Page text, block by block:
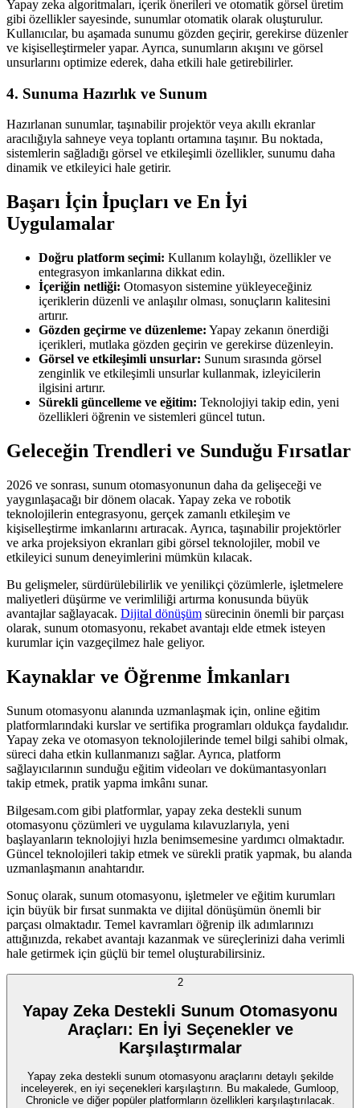
Yapay zeka algoritmaları, içerik önerileri ve otomatik görsel üretim
gibi özellikler sayesinde, sunumlar otomatik olarak oluşturulur.
Kullanıcılar, bu aşamada sunumu gözden geçirir, gerekirse düzenler
ve kişiselleştirmeler yapar. Ayrıca, sunumların akışını ve görsel
unsurlarını optimize ederek, daha etkili hale getirebilirler.
4. Sunuma Hazırlık ve Sunum
Hazırlanan sunumlar, taşınabilir projektör veya akıllı ekranlar
aracılığıyla sahneye veya toplantı ortamına taşınır. Bu noktada,
sistemlerin sağladığı görsel ve etkileşimli özellikler, sunumu daha
dinamik ve etkileyici hale getirir.
Başarı İçin İpuçları ve En İyi
Uygulamalar
Doğru platform seçimi: Kullanım kolaylığı, özellikler ve
entegrasyon imkanlarına dikkat edin.
İçeriğin netliği: Otomasyon sistemine yükleyeceğiniz
içeriklerin düzenli ve anlaşılır olması, sonuçların kalitesini
artırır.
Gözden geçirme ve düzenleme: Yapay zekanın önerdiği
içerikleri, mutlaka gözden geçirin ve gerekirse düzenleyin.
Görsel ve etkileşimli unsurlar: Sunum sırasında görsel
zenginlik ve etkileşimli unsurlar kullanmak, izleyicilerin
ilgisini artırır.
Sürekli güncelleme ve eğitim: Teknolojiyi takip edin, yeni
özellikleri öğrenin ve sistemleri güncel tutun.
Geleceğin Trendleri ve Sunduğu Fırsatlar
2026 ve sonrası, sunum otomasyonunun daha da gelişeceği ve
yaygınlaşacağı bir dönem olacak. Yapay zeka ve robotik
teknolojilerin entegrasyonu, gerçek zamanlı etkileşim ve
kişiselleştirme imkanlarını artıracak. Ayrıca, taşınabilir projektörler
ve arka projeksiyon ekranları gibi görsel teknolojiler, mobil ve
etkileyici sunum deneyimlerini mümkün kılacak.
Bu gelişmeler, sürdürülebilirlik ve yenilikçi çözümlerle, işletmelere
maliyetleri düşürme ve verimliliği artırma konusunda büyük
avantajlar sağlayacak. Dijital dönüşüm sürecinin önemli bir parçası
olarak, sunum otomasyonu, rekabet avantajı elde etmek isteyen
kurumlar için vazgeçilmez hale geliyor.
Kaynaklar ve Öğrenme İmkanları
Sunum otomasyonu alanında uzmanlaşmak için, online eğitim
platformlarındaki kurslar ve sertifika programları oldukça faydalıdır.
Yapay zeka ve otomasyon teknolojilerinde temel bilgi sahibi olmak,
süreci daha etkin kullanmanızı sağlar. Ayrıca, platform
sağlayıcılarının sunduğu eğitim videoları ve dokümantasyonları
takip etmek, pratik yapma imkânı sunar.
Bilgesam.com gibi platformlar, yapay zeka destekli sunum
otomasyonu çözümleri ve uygulama kılavuzlarıyla, yeni
başlayanların teknolojiyi hızla benimsemesine yardımcı olmaktadır.
Güncel teknolojileri takip etmek ve sürekli pratik yapmak, bu alanda
uzmanlaşmanın anahtarıdır.
Sonuç olarak, sunum otomasyonu, işletmeler ve eğitim kurumları
için büyük bir fırsat sunmakta ve dijital dönüşümün önemli bir
parçası olmaktadır. Temel kavramları öğrenip ilk adımlarınızı
attığınızda, rekabet avantajı kazanmak ve süreçlerinizi daha verimli
hale getirmek için güçlü bir temel oluşturabilirsiniz.
2
Yapay Zeka Destekli Sunum Otomasyonu
Araçları: En İyi Seçenekler ve
Karşılaştırmalar
Yapay zeka destekli sunum otomasyonu araçlarını detaylı şekilde
inceleyerek, en iyi seçenekleri karşılaştırın. Bu makalede, Gumloop,
Chronicle ve diğer popüler platformların özellikleri karşılaştırılacak.